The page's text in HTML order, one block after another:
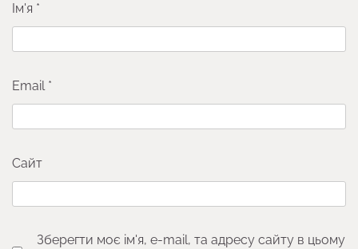
Ім'я *
Email *
Сайт
Зберегти моє ім'я, e-mail, та адресу сайту в цьому